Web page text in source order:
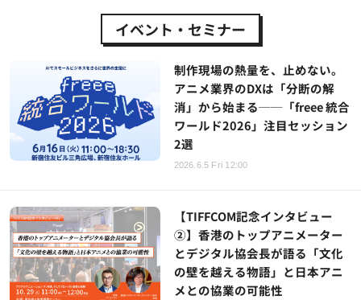
イベント・セミナー
制作現場の熱量を、止めない。
アニメ業界のDXは「分断の解
消」から始まる──「freee 統合
ワールド2026」注目セッション
2選
2026.6.5 Fri 12:00
【TIFFCOM記念インタビュー
②】香港のトップアニメーター
とデジタル協会長が語る「文化
の壁を越える物語」と日本アニ
メとの協業の可能性